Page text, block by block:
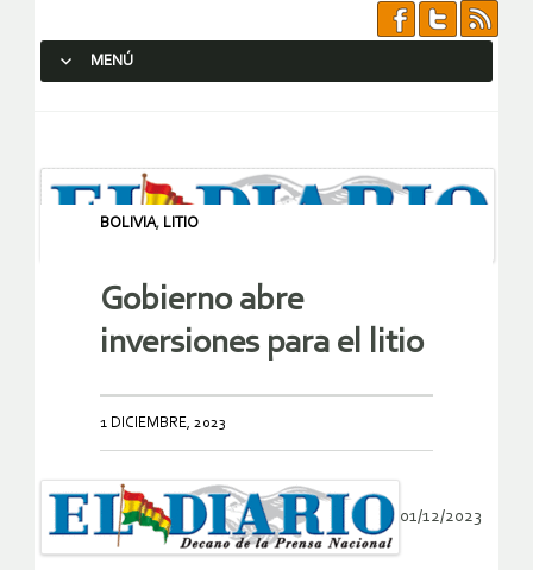
MENÚ
BOLIVIA, LITIO
Gobierno abre
inversiones para el litio
1 DICIEMBRE, 2023
01/12/2023